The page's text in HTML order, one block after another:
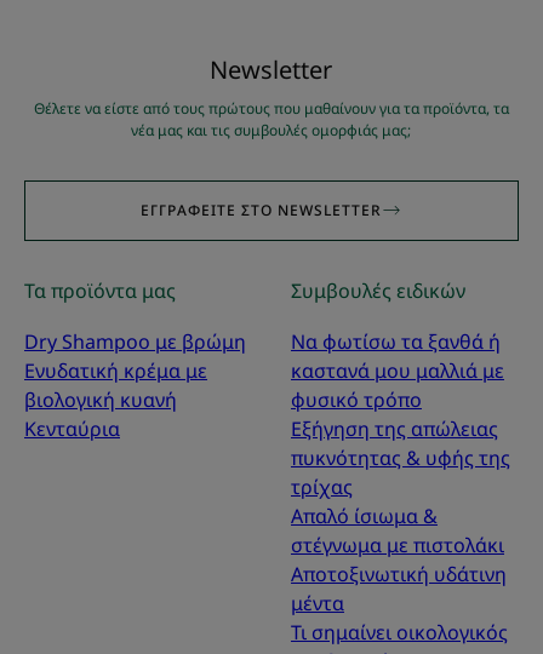
Νewsletter
Θέλετε να είστε από τους πρώτους που μαθαίνουν για τα προϊόντα, τα
νέα μας και τις συμβουλές ομορφιάς μας;
ΕΓΓΡΑΦΕΊΤΕ ΣΤΟ NEWSLETTER
Τα προϊόντα μας
Dry Shampoo με βρώμη
Ενυδατική κρέμα με
βιολογική κυανή
Κενταύρια
Συμβουλές ειδικών
Να φωτίσω τα ξανθά ή
καστανά μου μαλλιά με
φυσικό τρόπο
Εξήγηση της απώλειας
πυκνότητας & υφής της
τρίχας
Απαλό ίσιωμα &
στέγνωμα με πιστολάκι
Αποτοξινωτική υδάτινη
μέντα
Τι σημαίνει οικολογικός